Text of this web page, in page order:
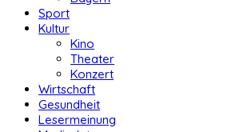
Sport
Kultur
Kino
Theater
Konzert
Wirtschaft
Gesundheit
Lesermeinung